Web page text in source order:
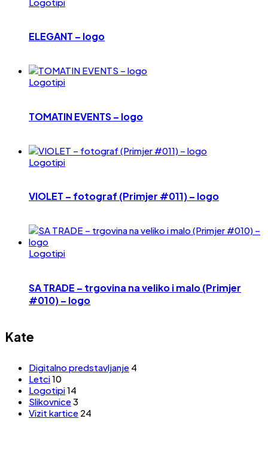
ELEGANT – logo
Logotipi
TOMATIN EVENTS – logo
Logotipi
VIOLET – fotograf (Primjer #011) – logo
Logotipi
SA TRADE – trgovina na veliko i malo (Primjer
#010) – logo
Kate
Digitalno predstavljanje 4
Letci10
Logotipi14
Slikovnice3
Vizit kartice 24